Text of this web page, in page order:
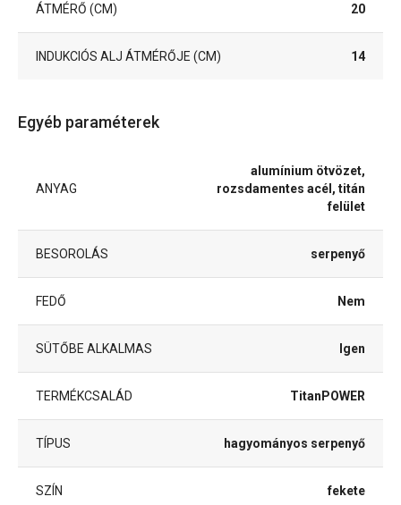
ÁTMÉRŐ (CM) 20
INDUKCIÓS ALJ ÁTMÉRŐJE (CM) 14
Egyéb paraméterek
ANYAG
alumínium ötvözet,
rozsdamentes acél, titán
felület
BESOROLÁS serpenyő
FEDŐ Nem
SÜTŐBE ALKALMAS Igen
TERMÉKCSALÁD TitanPOWER
TÍPUS hagyományos serpenyő
SZÍN fekete